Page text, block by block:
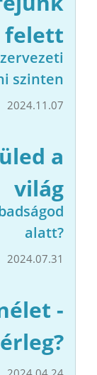
felett
szinten
2024.11.07
a
világ
alatt?
2024.07.31
-